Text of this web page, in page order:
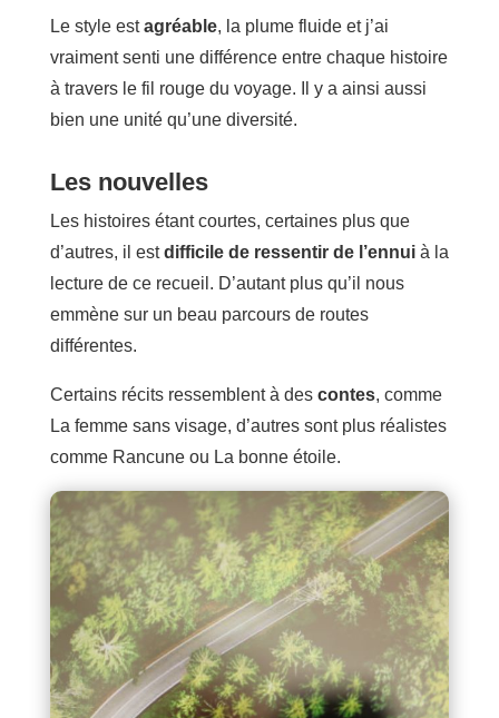
Le style estagréable, la plume fluide et j’ai
vraiment senti une différence entre chaque histoire
à travers le fil rouge du voyage. Il y a ainsi aussi
bien une unité qu’une diversité.
Les nouvelles
Les histoires étant courtes, certaines plus que
d’autres, il estdifficile de ressentir de l’ennuià la
lecture de ce recueil. D’autant plus qu’il nous
emmène sur un beau parcours de routes
différentes.
Certains récits ressemblent à des contes, comme
La femme sans visage, d’autres sont plus réalistes
comme Rancune ou La bonne étoile.